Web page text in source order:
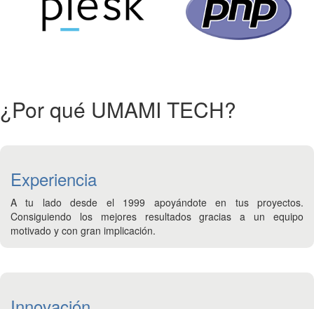
¿Por qué UMAMI TECH?
Experiencia
A tu lado desde el 1999 apoyándote en tus proyectos.
Consiguiendo los mejores resultados gracias a un equipo
motivado y con gran implicación.